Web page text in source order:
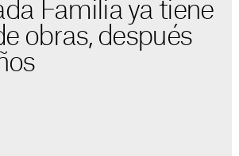
Familia ya tiene
obras, después